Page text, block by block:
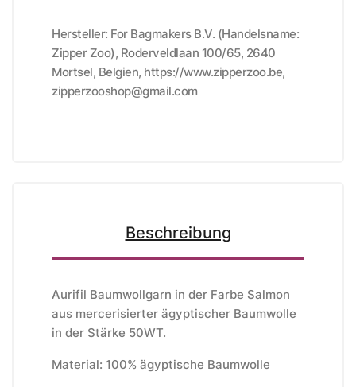
Hersteller: For Bagmakers B.V. (Handelsname:
Zipper Zoo), Roderveldlaan 100/65, 2640
Mortsel, Belgien, https://www.zipperzoo.be,
zipperzooshop@gmail.com
Beschreibung
Aurifil Baumwollgarn in der Farbe Salmon
aus mercerisierter ägyptischer Baumwolle
in der Stärke 50WT.
Material: 100% ägyptische Baumwolle